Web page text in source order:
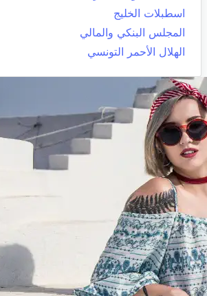
اسطبلات الخليج
المجلس البنكي والمالي
الهلال الأحمر التونسي